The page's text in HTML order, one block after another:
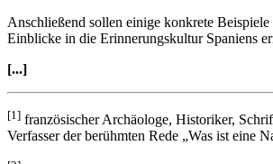
Anschließend sollen einige konkrete Beispiele
Einblicke in die Erinnerungs­kultur Spaniens
[...]
[1] französischer Archäologe, Historiker,
Verfasser der berühmten Rede „Was ist eine